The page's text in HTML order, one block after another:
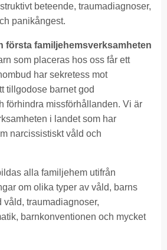
beteende, traumadiagnoser,
panikångest.
första familjehemsverksamheten
som placeras hos oss får ett
har sekretess mot
tillgodose barnet god
förhindra missförhållanden. Vi är
i landet som har
narcissistiskt våld och
alla familjehem utifrån
om olika typer av våld, barns
våld, traumadiagnoser,
barnkonventionen och mycket